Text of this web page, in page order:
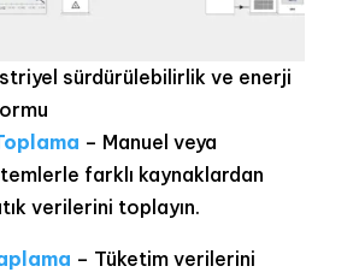
sürdürülebilirlik ve enerji
– Manuel veya
farklı kaynaklardan
verilerini toplayın.
– Tüketim verilerini